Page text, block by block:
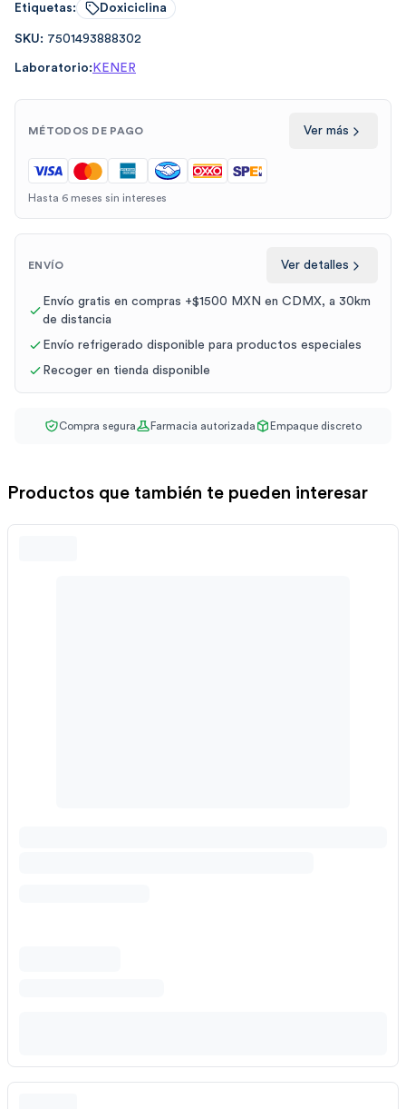
Etiquetas: Doxiciclina
SKU: 7501493888302
Laboratorio: KENER
MÉTODOS DE PAGO Ver más
Hasta 6 meses sin intereses
ENVÍO Ver detalles
Envío gratis en compras +$1500 MXN en CDMX, a 30km
de distancia
Envío refrigerado disponible para productos especiales
Recoger en tienda disponible
Compra segura Farmacia autorizada Empaque discreto
Productos que también te pueden interesar